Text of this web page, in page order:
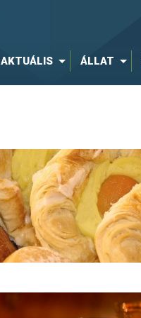
AKTUÁLIS ÁLLAT